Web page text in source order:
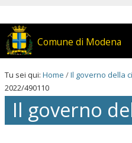
contenuti.
Salta
alla
Comune di Modena
Tu sei qui: Home /Il governo della
2022/490110
Il governo